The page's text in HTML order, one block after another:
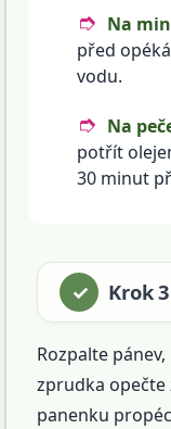
Na
před
vodu.
Na
potřít
30 minut
Krok
Rozpalte
zprudka opečte
panenku